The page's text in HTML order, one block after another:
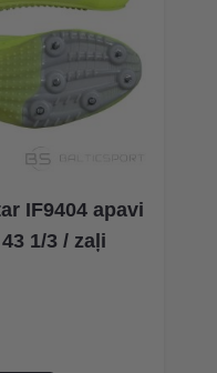
IF9404 apavi
1/3 / zaļi